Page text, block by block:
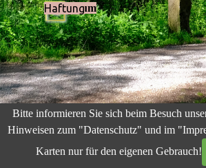
Impressum
Haftung
Zurück zum Seiteninhalt
Bitte informieren Sie sich beim Besuch
Hinweisen zum "Datenschutz" und im
Karten nur für den eigenen Gebrauch!